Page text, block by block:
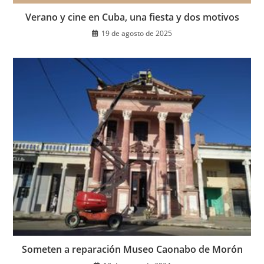
Verano y cine en Cuba, una fiesta y dos motivos
19 de agosto de 2025
Someten a reparación Museo Caonabo de Morón